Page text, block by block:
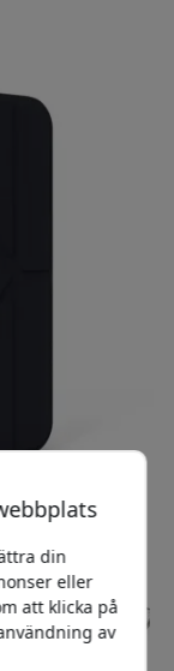
din
eller
att klicka på
av